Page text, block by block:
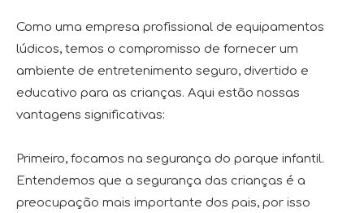
Como uma empresa profissional de equipamentos
lúdicos, temos o compromisso de fornecer um
ambiente de entretenimento seguro, divertido e
educativo para as crianças. Aqui estão nossas
vantagens significativas:
Primeiro, focamos na segurança do parque infantil.
Entendemos que a segurança das crianças é a
preocupação mais importante dos pais, por isso